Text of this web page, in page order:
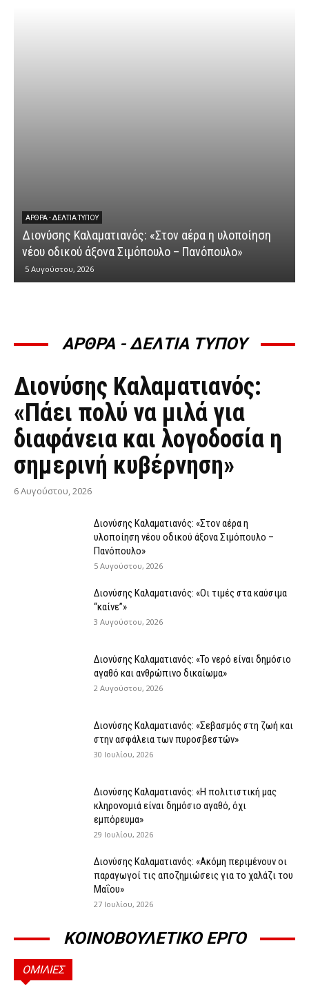
ΆΡΘΡΑ - ΔΕΛΤΊΑ ΤΎΠΟΥ
Διονύσης Καλαματιανός: «Στον αέρα η υλοποίηση
νέου οδικού άξονα Σιμόπουλο – Πανόπουλο»
5 Αυγούστου, 2026
ΑΡΘΡΑ - ΔΕΛΤΙΑ ΤΥΠΟΥ
ΆΡΘΡΑ - ΔΕΛΤΊΑ ΤΎΠΟΥ
Διονύσης Καλαματιανός:
«Πάει πολύ να μιλά για
διαφάνεια και λογοδοσία η
σημερινή κυβέρνηση»
6 Αυγούστου, 2026
Διονύσης Καλαματιανός: «Στον αέρα η
υλοποίηση νέου οδικού άξονα Σιμόπουλο –
Πανόπουλο»
5 Αυγούστου, 2026
Διονύσης Καλαματιανός: «Οι τιμές στα καύσιμα
“καίνε”»
3 Αυγούστου, 2026
Διονύσης Καλαματιανός: «Το νερό είναι δημόσιο
αγαθό και ανθρώπινο δικαίωμα»
2 Αυγούστου, 2026
Διονύσης Καλαματιανός: «Σεβασμός στη ζωή και
στην ασφάλεια των πυροσβεστών»
30 Ιουλίου, 2026
Διονύσης Καλαματιανός: «Η πολιτιστική μας
κληρονομιά είναι δημόσιο αγαθό, όχι
εμπόρευμα»
29 Ιουλίου, 2026
Διονύσης Καλαματιανός: «Ακόμη περιμένουν οι
παραγωγοί τις αποζημιώσεις για το χαλάζι του
Μαΐου»
27 Ιουλίου, 2026
ΚΟΙΝΟΒΟΥΛΕΤΙΚΟ ΕΡΓΟ
ΟΜΙΛΙΕΣ
ΟΜΙΛΊΕΣ